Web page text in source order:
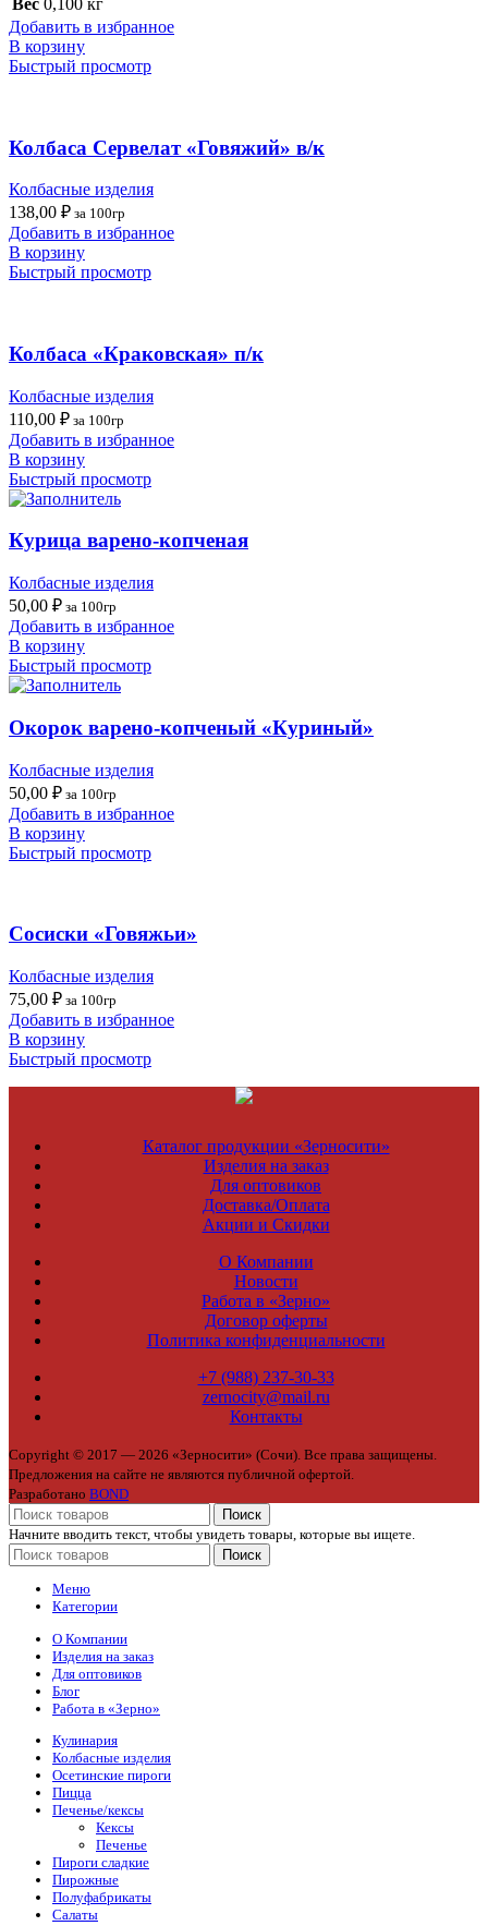
Добавить в избранное
В корзину
Быстрый просмотр
Колбаса Сервелат «Говяжий» в/к
Колбасные изделия
138,00 ₽ за 100гр
Добавить в избранное
В корзину
Быстрый просмотр
Колбаса «Краковская» п/к
Колбасные изделия
110,00 ₽ за 100гр
Добавить в избранное
В корзину
Быстрый просмотр
Курица варено-копченая
Колбасные изделия
50,00 ₽ за 100гр
Добавить в избранное
В корзину
Быстрый просмотр
Окорок варено-копченый «Куриный»
Колбасные изделия
50,00 ₽ за 100гр
Добавить в избранное
В корзину
Быстрый просмотр
Сосиски «Говяжьи»
Колбасные изделия
75,00 ₽ за 100гр
Добавить в избранное
В корзину
Быстрый просмотр
Каталог продукции «Зерносити»
Изделия на заказ
Для оптовиков
Доставка/Оплата
Акции и Скидки
О Компании
Новости
Работа в «Зерно»
Договор оферты
Политика конфиденциальности
+7 (988) 237-30-33
zernocity@mail.ru
Контакты
Copyright © 2017 — 2026 «Зерносити» (Сочи). Все права защищены.
Предложения на сайте не являются публичной офертой.
Разработано BOND
Поиск
Начните вводить текст, чтобы увидеть товары, которые вы ищете.
Поиск
Меню
Категории
О Компании
Изделия на заказ
Для оптовиков
Блог
Работа в «Зерно»
Кулинария
Колбасные изделия
Осетинские пироги
Пицца
Печенье/кексы
Кексы
Печенье
Пироги сладкие
Пирожные
Полуфабрикаты
Салаты